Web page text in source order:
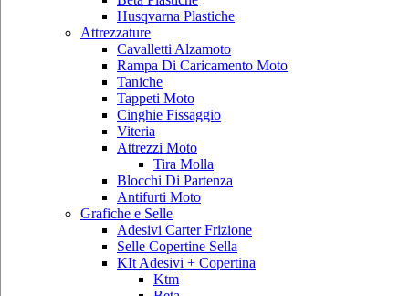
Husqvarna Plastiche
Attrezzature
Cavalletti Alzamoto
Rampa Di Caricamento Moto
Taniche
Tappeti Moto
Cinghie Fissaggio
Viteria
Attrezzi Moto
Tira Molla
Blocchi Di Partenza
Antifurti Moto
Grafiche e Selle
Adesivi Carter Frizione
Selle Copertine Sella
KIt Adesivi + Copertina
Ktm